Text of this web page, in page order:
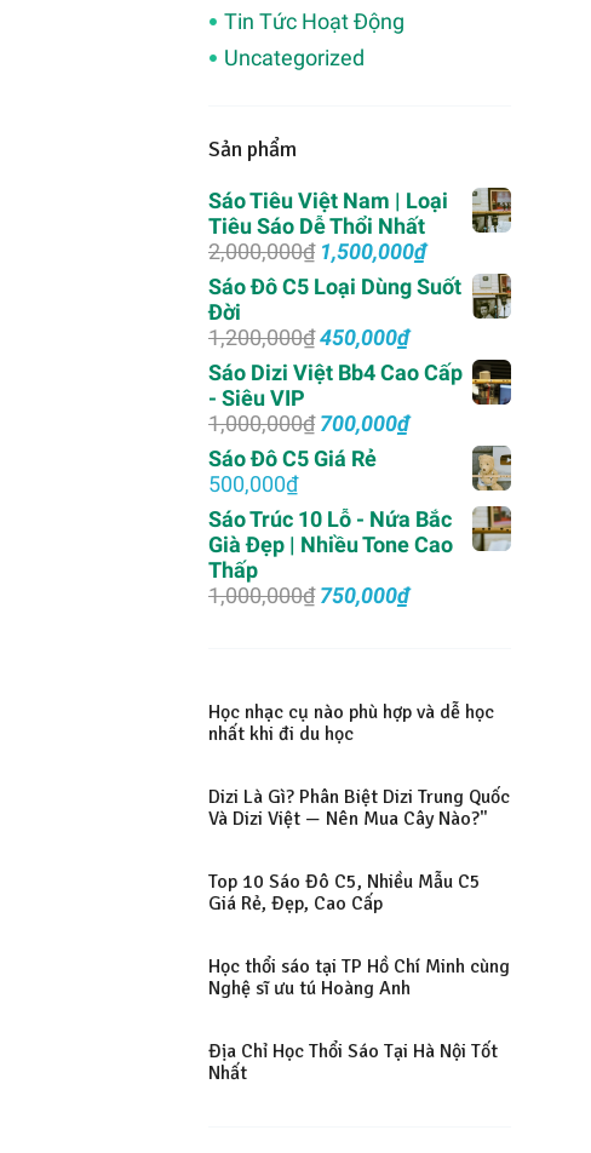
Tin Tức Hoạt Động
Uncategorized
Sản phẩm
Sáo Tiêu Việt Nam | Loại
Tiêu Sáo Dễ Thổi Nhất
2,000,000₫ Giá
gốc
là:
2,000,000₫.
1,500,000₫Giá
hiện
tại
Sáo Đô C5 Loại Dùng Suốt
Đời
1,200,000₫Giá
gốc
là:
1,200,000₫.
450,000₫Giá
hiện
tại
là:
Sáo Dizi Việt Bb4 Cao Cấp
- Siêu VIP
1,000,000₫ Giá
gốc
là:
700,000₫Giá
700,000₫.
Sáo Đô C5 Giá Rẻ
500,000₫
Sáo Trúc 10 Lỗ - Nứa Bắc
Già Đẹp | Nhiều Tone Cao
Thấp
1,000,000₫ Giá
750,000₫Giá
750,000₫.
Học nhạc cụ nào phù hợp và dễ học
nhất khi đi du học
Dizi Là Gì? Phân Biệt Dizi Trung Quốc
Và Dizi Việt — Nên Mua Cây Nào?"
Top 10 Sáo Đô C5, Nhiều Mẫu C5
Giá Rẻ, Đẹp, Cao Cấp
Học thổi sáo tại TP Hồ Chí Minh cùng
Nghệ sĩ ưu tú Hoàng Anh
Địa Chỉ Học Thổi Sáo Tại Hà Nội Tốt
Nhất